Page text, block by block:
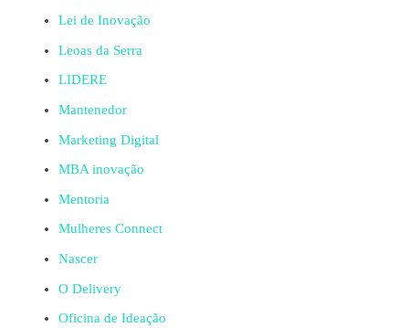
Lei de Inovação
Leoas da Serra
LIDERE
Mantenedor
Marketing Digital
MBA inovação
Mentoria
Mulheres Connect
Nascer
O Delivery
Oficina de Ideação